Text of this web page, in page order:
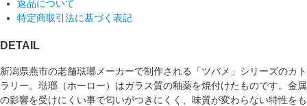
返品について
特定商取引法に基づく表記
DETAIL
新潟県燕市の老舗琺瑯メーカーで制作される「ツバメ」シリーズのカト
ラリー。琺瑯（ホーロー）はガラス質の釉薬を焼付けたものです。金属
の影響を受けにくい事で匂いがつきにくく、味質が変わらない特性をも